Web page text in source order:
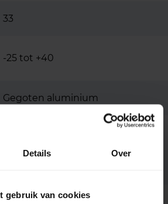
Details Over
gebruik van cookies
33
-25 tot +40
Gegoten aluminium